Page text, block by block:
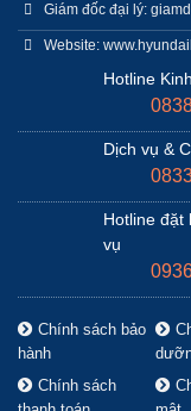
Giám đốc đại lý:
Website:
Hotline
Dịch vụ &
Hotline đặt
vụ
Chính sách bảo
hành
Chính sách